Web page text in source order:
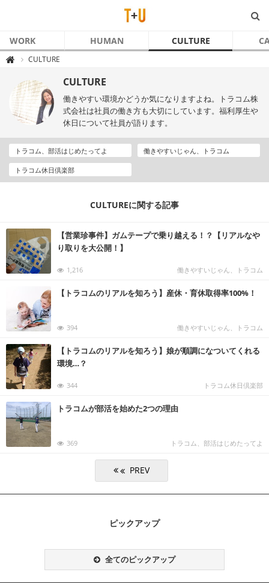
WORK HUMAN CULTURE

～
ト
ラ
コ
ム
と
あ
た
～
CULTURE
CULTURE
働きやすい環境かどうか気になりますよね。トラコム株
式会社は社員の働き方も大切にしています。福利厚生や
休日について社員が語ります。
トラコム、部活はじめたってよ 働きやすいじゃん、トラコム
トラコム休日倶楽部
CULTUREに関する記事
【営業珍事件】ガムテープで乗り越える！？【リアルなや
り取りを大公開！】
1,216 働きやすいじゃん、トラコム
【トラコムのリアルを知ろう】産休・育休取得率100%！
394 働きやすいじゃん、トラコム
【トラコムのリアルを知ろう】娘が順調になついてくれる
環境…？
344 トラコム休日倶楽部
トラコムが部活を始めた2つの理由
369 トラコム、部活はじめたってよ
ピックアップ
全てのピックアップ